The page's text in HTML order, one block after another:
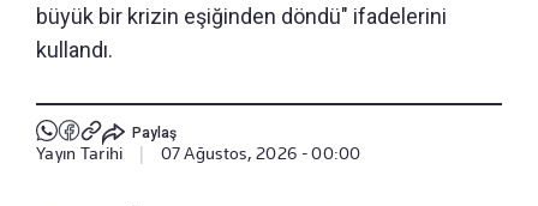
büyük bir krizin eşiğinden döndü" ifadelerini
kullandı.
Paylaş
Yayın Tarihi 07 Ağustos, 2026 - 00:00